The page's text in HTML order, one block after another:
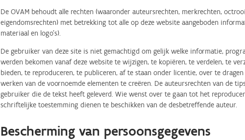
De OVAM behoudt alle rechten (waaronder auteursrechten, merkrechten,
eigendomsrechten) met betrekking tot alle op deze website aangeboden
materiaal en logo's).
De gebruiker van deze site is niet gemachtigd om gelijk welke informatie,
werden bekomen vanaf deze website te wijzigen, te kopiëren, te verdelen, te
bieden, te reproduceren, te publiceren, af te staan onder licentie, over te
werken van de voornoemde elementen te creëren. De auteursrechten van de
gebruiker die de tekst heeft geleverd. Wie wenst over te gaan tot het
schriftelijke toestemming dienen te beschikken van de desbetreffende auteur.
Bescherming van persoonsgegevens